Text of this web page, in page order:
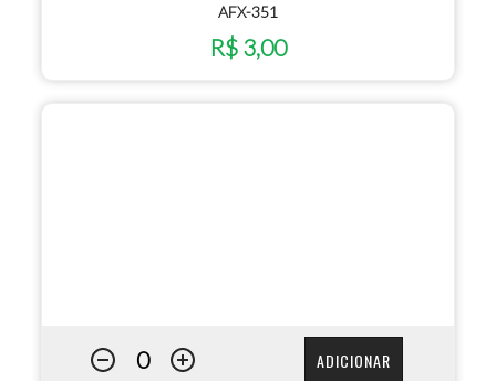
AFX-351
R$ 3,00
ADICIONAR